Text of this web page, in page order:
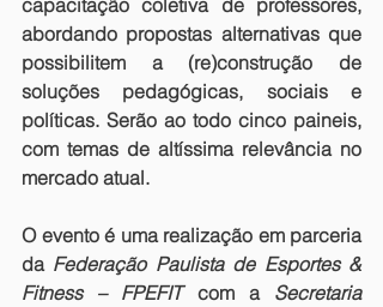
abordando propostas alternativas que
possibilitem a (re)construção de
soluções pedagógicas, sociais e
políticas. Serão ao todo cinco paineis,
com temas de altíssima relevância no
mercado atual.
O evento é uma realização em parceria
da Federação Paulista de Esportes &
Fitness – FPEFIT com a Secretaria